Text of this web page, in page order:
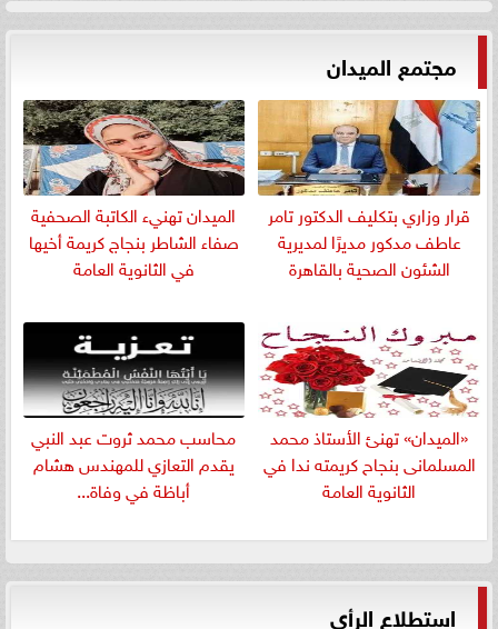
مجتمع الميدان
قرار وزاري بتكليف الدكتور تامر
عاطف مدكور مديرًا لمديرية
الشئون الصحية بالقاهرة
الميدان تهنيء الكاتبة الصحفية
صفاء الشاطر بنجاج كريمة أخيها
في الثانوية العامة
«الميدان» تهنئ الأستاذ محمد
المسلمانى بنجاح كريمته ندا في
الثانوية العامة
​محاسب محمد ثروت عبد النبي
يقدم التعازي للمهندس هشام
أباظة في وفاة...
استطلاع الرأي